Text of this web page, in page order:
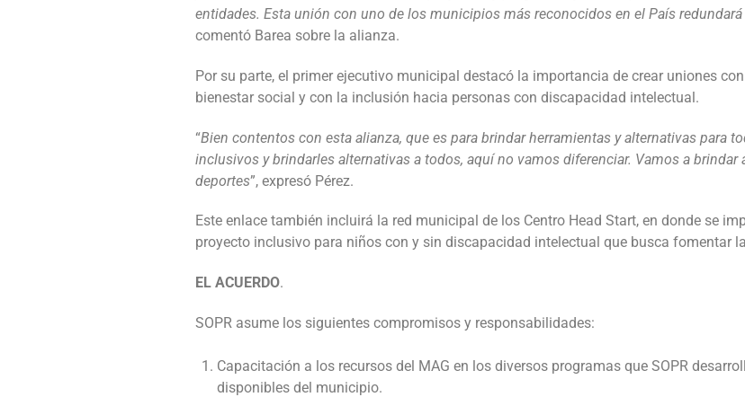
entidades. Esta unión con uno de los municipios más reconocidos en el País
comentó Barea sobre la alianza.
Por su parte, el primer ejecutivo municipal destacó la importancia de crear uniones
bienestar social y con la inclusión hacia personas con discapacidad intelectual.
“Bien contentos con esta alianza, que es para brindar herramientas y alternativas para
inclusivos y brindarles alternativas a todos, aquí no vamos diferenciar. Vamos a
deportes”, expresó Pérez.
Este enlace también incluirá la red municipal de los Centro Head Start, en donde se
proyecto inclusivo para niños con y sin discapacidad intelectual que busca fomentar
EL ACUERDO.
SOPR asume los siguientes compromisos y responsabilidades:
Capacitación a los recursos del MAG en los diversos programas que SOPR
disponibles del municipio.